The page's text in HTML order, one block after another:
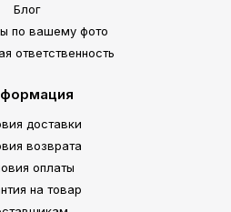
Блог
по вашему фото
ответственность
доставки
возврата
оплаты
на товар